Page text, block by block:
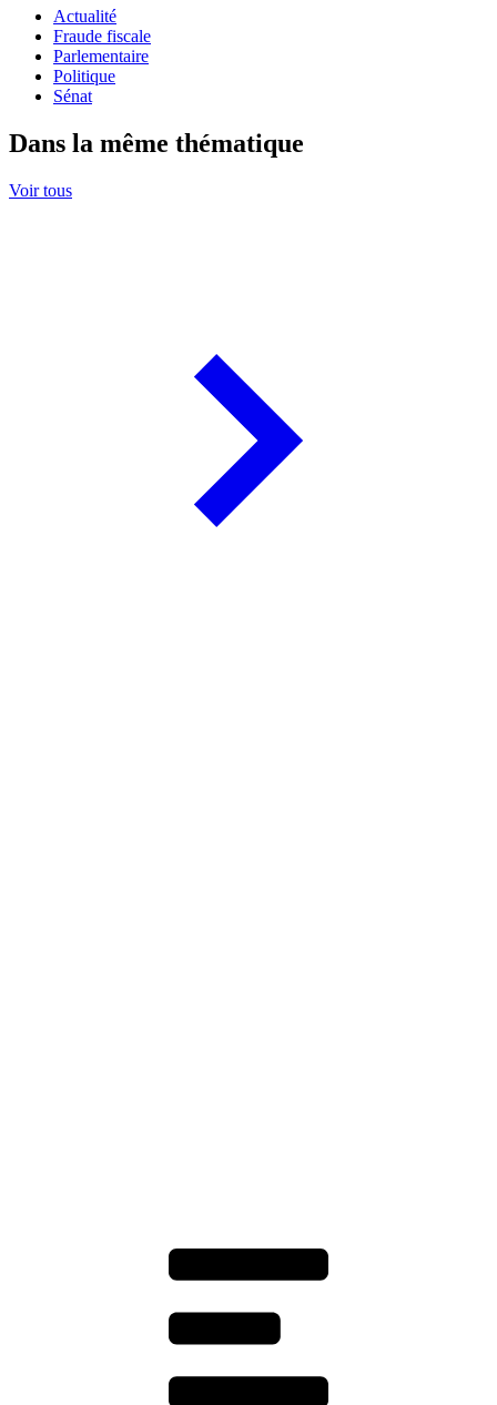
Actualité
Fraude fiscale
Parlementaire
Politique
Sénat
Dans la même thématique
Voir tous